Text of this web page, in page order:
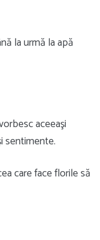
la urmă la apă
aceeaşi
sentimente.
care face florile să